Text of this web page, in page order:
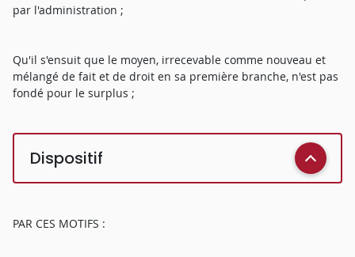
par l'administration ;
Qu'il s'ensuit que le moyen, irrecevable comme nouveau et
mélangé de fait et de droit en sa première branche, n'est pas
fondé pour le surplus ;
Dispositif
PAR CES MOTIFS :